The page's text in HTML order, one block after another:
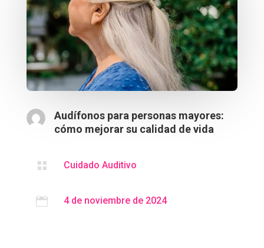
Audífonos para personas mayores:
cómo mejorar su calidad de vida
 Cuidado Auditivo
 4 de noviembre de 2024